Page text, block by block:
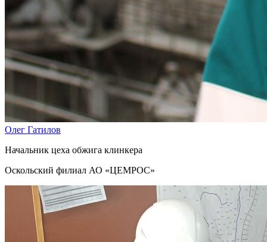
Олег Гатилов
Начальник цеха обжига клинкера
Оскольский филиал АО «ЦЕМРОС»